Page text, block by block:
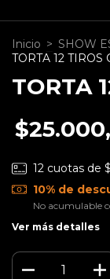
Inicio > SHOW
TORTA 12 TIROS
TORTA
12 cuotas de
10% de
No acumulable
Ver más detalles